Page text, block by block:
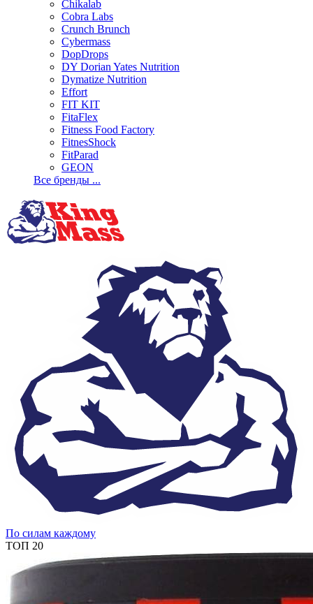
Chikalab
Cobra Labs
Crunch Brunch
Cybermass
DopDrops
DY Dorian Yates Nutrition
Dymatize Nutrition
Effort
FIT KIT
FitaFlex
Fitness Food Factory
FitnesShock
FitParad
GEON
Все бренды ...
По силам каждому
ТОП 20